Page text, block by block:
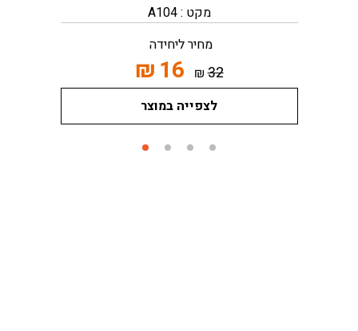
מקט : A104
מחיר ליחידה
32
₪
16
₪
לצפייה במוצר